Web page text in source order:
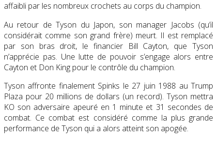
affaibli par les nombreux crochets au corps du champion.
Au retour de Tyson du Japon, son manager Jacobs (qu’il
considérait comme son grand frère) meurt. Il est remplacé
par son bras droit, le financier Bill Cayton, que Tyson
n’apprécie pas. Une lutte de pouvoir s’engage alors entre
Cayton et Don King pour le contrôle du champion.
Tyson affronte finalement Spinks le 27 juin 1988 au Trump
Plaza pour 20 millions de dollars (un record). Tyson mettra
KO son adversaire apeuré en 1 minute et 31 secondes de
combat. Ce combat est considéré comme la plus grande
performance de Tyson qui a alors atteint son apogée.